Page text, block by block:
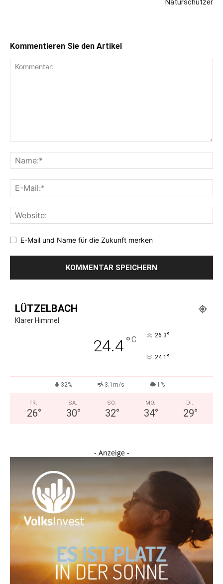
Naturschützer
Kommentieren Sie den Artikel
E-Mail und Name für die Zukunft merken
LÜTZELBACH
Klarer Himmel
24.4°C 26.3°
24.1 °
32% 3.1m/s 1%
FR.
26°
SA.
30°
SO.
32°
MO.
34°
DI.
29°
- Anzeige -